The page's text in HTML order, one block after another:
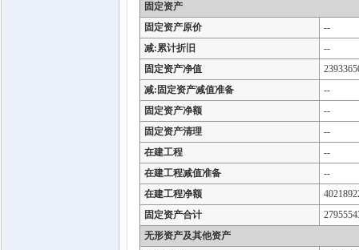
固定资产
固定资产原价
--
减:累计折旧
--
固定资产净值
减:固定资产减值准备
--
固定资产净额
--
固定资产清理
--
在建工程
--
在建工程减值准备
--
在建工程净额
固定资产合计
无形资产及其他资产